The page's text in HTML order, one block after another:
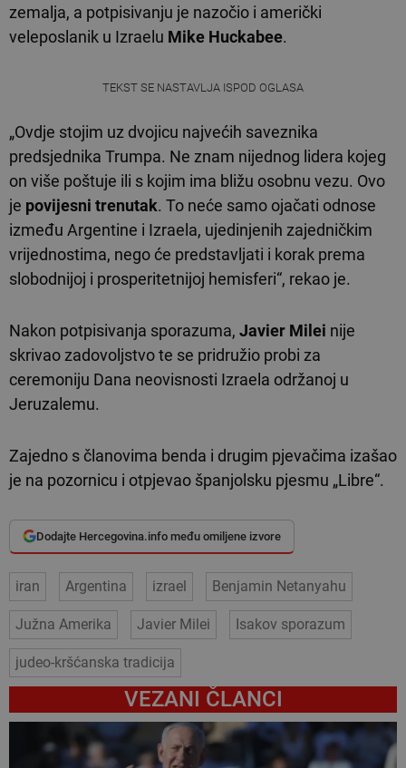
zemalja, a potpisivanju je nazočio i američki
veleposlanik u Izraelu Mike Huckabee.
TEKST SE NASTAVLJA ISPOD OGLASA
„Ovdje stojim uz dvojicu najvećih saveznika
predsjednika Trumpa. Ne znam nijednog lidera kojeg
on više poštuje ili s kojim ima bližu osobnu vezu. Ovo
je povijesni trenutak. To neće samo ojačati odnose
između Argentine i Izraela, ujedinjenih zajedničkim
vrijednostima, nego će predstavljati i korak prema
slobodnijoj i prosperitetnijoj hemisferi“, rekao je.
Nakon potpisivanja sporazuma, Javier Milei nije
skrivao zadovoljstvo te se pridružio probi za
ceremoniju Dana neovisnosti Izraela održanoj u
Jeruzalemu.
Zajedno s članovima benda i drugim pjevačima izašao
je na pozornicu i otpjevao španjolsku pjesmu „Libre“.
Dodajte Hercegovina.info među omiljene izvore
iran Argentina izrael Benjamin Netanyahu
Južna Amerika Javier Milei Isakov sporazum
judeo-kršćanska tradicija
VEZANI ČLANCI